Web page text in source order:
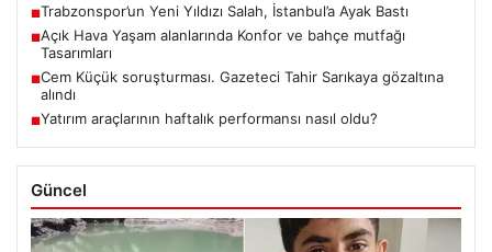
■Trabzonspor’un Yeni Yıldızı Salah, İstanbul’a Ayak Bastı
■Açık Hava Yaşam alanlarında Konfor ve bahçe mutfağı
Tasarımları
■Cem Küçük soruşturması. Gazeteci Tahir Sarıkaya gözaltına
alındı
■Yatırım araçlarının haftalık performansı nasıl oldu?
Güncel